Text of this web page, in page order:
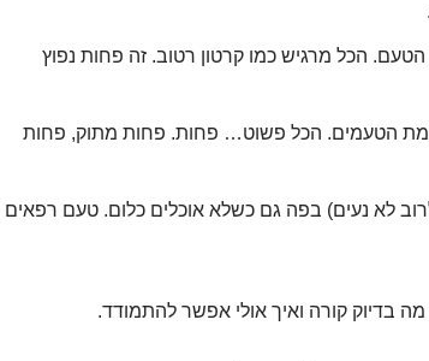
הכל מרגיש כמו קרטון רטוב. זה פחות נפוץ
הטעמים. הכל פשוט… פחות. פחות מתוק, פחות
לא נעים) בפה גם כשלא אוכלים כלום. טעם רפאים
בדיוק קורה ואיך אולי אפשר להתמודד.